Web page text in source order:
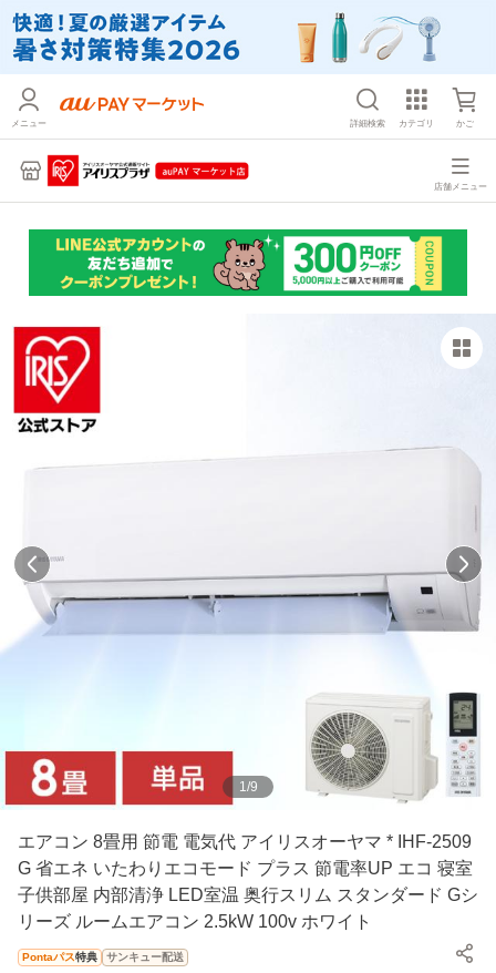
メニュー 詳細検索 カテゴリ かご
店舗メニュー
1/9
エアコン 8畳用 節電 電気代 アイリスオーヤマ * IHF-2509
G 省エネ いたわりエコモード プラス 節電率UP エコ 寝室
子供部屋 内部清浄 LED室温 奥行スリム スタンダード Gシ
リーズ ルームエアコン 2.5kW 100v ホワイト
Pontaパス特典 サンキュー配送